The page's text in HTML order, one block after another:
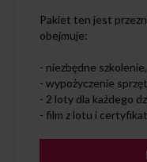
Pakiet ten jest
obejmuje:
- niezbędne szkolenie,
- wypożyczenie
- 2 loty dla każdego
- film z lotu i